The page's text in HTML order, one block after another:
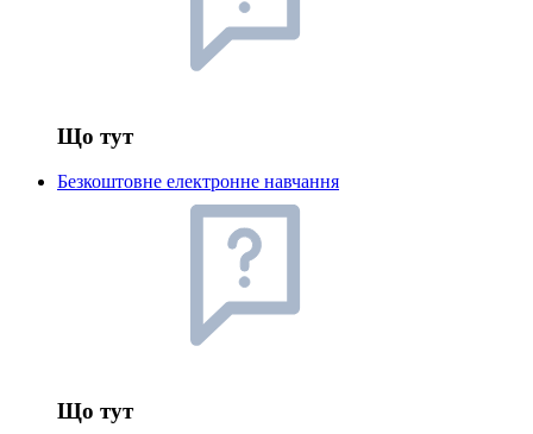
Що тут
Безкоштовне електронне навчання
Що тут